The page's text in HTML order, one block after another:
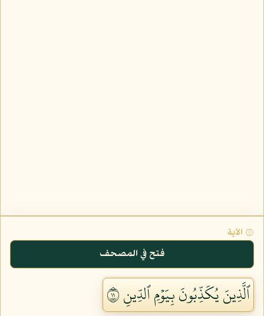
۞ الآية
فتح في المصحف
ٱلَّذِينَ يُكَذِّبُونَ بِيَوۡمِ ٱلدِّينِ ١١